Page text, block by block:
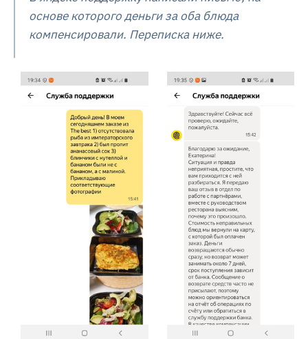
основе которого деньги за оба блюда
компенсировали. Переписка ниже.